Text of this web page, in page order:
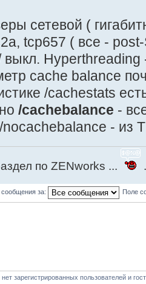
сетевой (
tcp657 ( все -
выкл. Hyperthreading
cachе balance
/cachestats
/cachebalance -
nocachebalance - из
по ZENworks ...
сообщения за: Поле
зарегистрированных пользователей и